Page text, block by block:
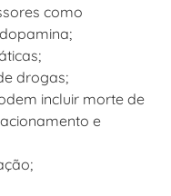
como
drogas;
incluir morte de
e